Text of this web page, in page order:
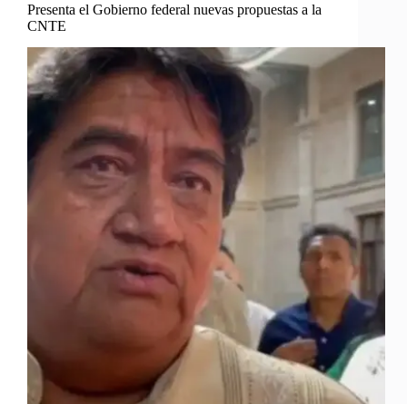
Presenta el Gobierno federal nuevas propuestas a la
CNTE